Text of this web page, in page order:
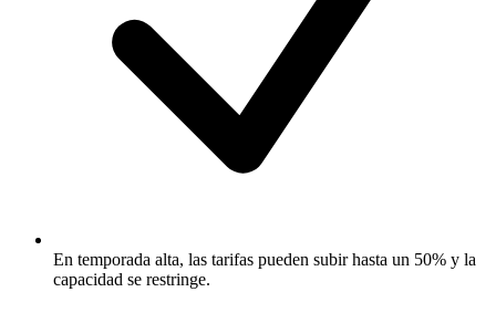
En temporada alta, las tarifas pueden subir hasta un 50% y la
capacidad se restringe.